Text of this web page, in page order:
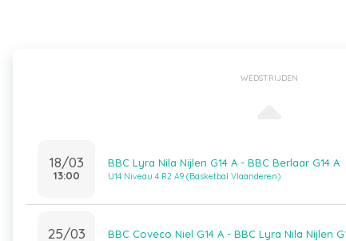
WEDSTRIJDEN
18/03
13:00
BBC Lyra Nila Nijlen G14 A - BBC Berlaar G14 A
U14 Niveau 4 R2 A9 (Basketbal Vlaanderen)
25/03 BBC Coveco Niel G14 A - BBC Lyra Nila Nijlen